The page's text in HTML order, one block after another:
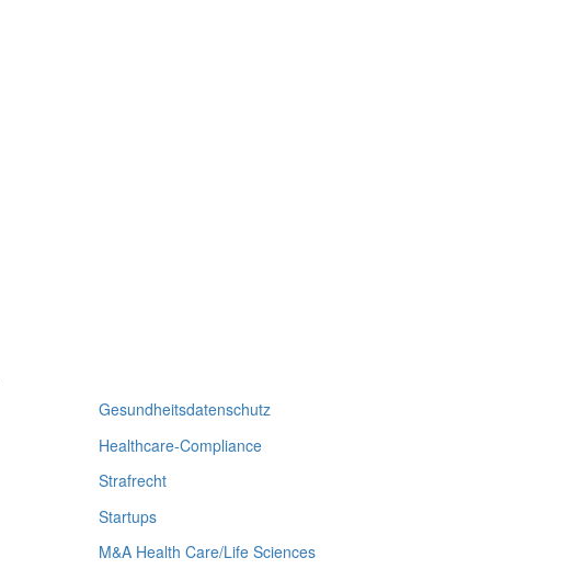
Gesundheitsdatenschutz
Healthcare-Compliance
Strafrecht
Startups
M&A Health Care/Life Sciences